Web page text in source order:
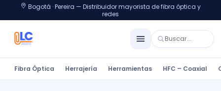
Bogotá · Pereira — Distribuidor mayorista de fibra óptica y
redes
Fibra Óptica Herrajería Herramientas HFC – Coaxial